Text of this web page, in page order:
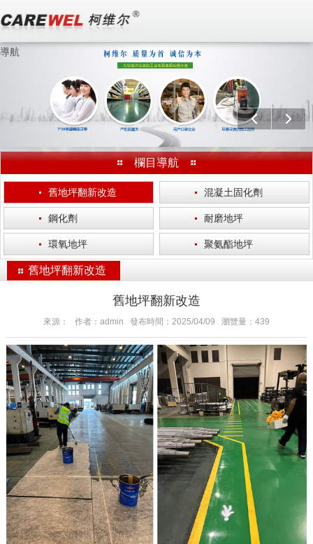
導航
歡迎訪問 無錫柯維爾涂裝工程有限公司 官方網站！ 分享：
上一個 下一個
欄目導航
·
舊地坪翻新改造 ·
混凝土固化劑
·
鋼化劑 ·
耐磨地坪
·
環氧地坪 ·
聚氨酯地坪
舊地坪翻新改造
舊地坪翻新改造
來源： 作者：admin 發布時間：2025/04/09 瀏覽量：439